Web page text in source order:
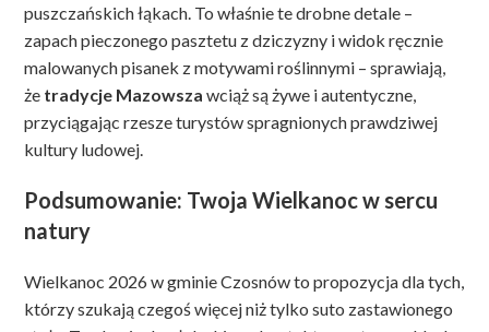
puszczańskich łąkach. To właśnie te drobne detale –
zapach pieczonego pasztetu z dziczyzny i widok ręcznie
malowanych pisanek z motywami roślinnymi – sprawiają,
że tradycje Mazowsza wciąż są żywe i autentyczne,
przyciągając rzesze turystów spragnionych prawdziwej
kultury ludowej.
Podsumowanie: Twoja Wielkanoc w sercu
natury
Wielkanoc 2026 w gminie Czosnów to propozycja dla tych,
którzy szukają czegoś więcej niż tylko suto zastawionego